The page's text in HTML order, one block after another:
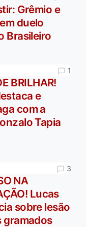
Grêmio e
duelo
Brasileiro
1
BRILHAR!
e
com a
Tapia
3
NA
Lucas
sobre lesão
gramados